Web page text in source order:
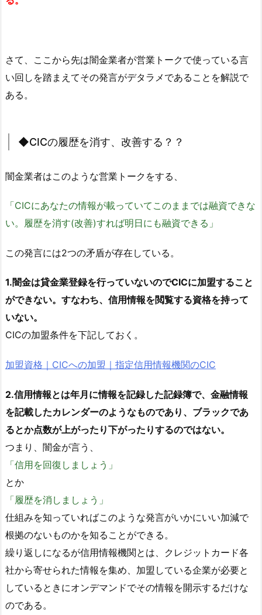
さて、ここから先は闇金業者が営業トークで使っている言
い回しを踏まえてその発言がデタラメであることを解説で
ある。
◆CICの履歴を消す、改善する？？
闇金業者はこのような営業トークをする、
「CICにあなたの情報が載っていてこのままでは融資できな
い。履歴を消す(改善)すれば明日にも融資できる」
この発言には2つの矛盾が存在している。
1.闇金は貸金業登録を行っていないのでCICに加盟すること
ができない。すなわち、信用情報を閲覧する資格を持って
いない。
CICの加盟条件を下記しておく。
加盟資格｜CICへの加盟｜指定信用情報機関のCIC
2.信用情報とは年月に情報を記録した記録簿で、金融情報
を記載したカレンダーのようなものであり、ブラックであ
るとか点数が上がったり下がったりするのではない。
つまり、闇金が言う、
「信用を回復しましょう」
とか
「履歴を消しましょう」
仕組みを知っていればこのような発言がいかにいい加減で
根拠のないものかを知ることができる。
繰り返しになるが信用情報機関とは、クレジットカード各
社から寄せられた情報を集め、加盟している企業が必要と
しているときにオンデマンドでその情報を開示するだけな
のである。